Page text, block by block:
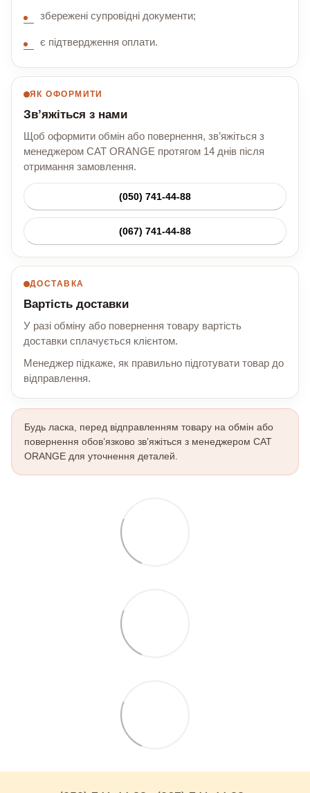
збережені супровідні документи;
є підтвердження оплати.
ЯК ОФОРМИТИ
Зв’яжіться з нами
Щоб оформити обмін або повернення, зв’яжіться з
менеджером CAT ORANGE протягом 14 днів після
отримання замовлення.
(050) 741-44-88
(067) 741-44-88
ДОСТАВКА
Вартість доставки
У разі обміну або повернення товару вартість
доставки сплачується клієнтом.
Менеджер підкаже, як правильно підготувати товар до
відправлення.
Будь ласка, перед відправленням товару на обмін або
повернення обов’язково зв’яжіться з менеджером CAT
ORANGE для уточнення деталей.